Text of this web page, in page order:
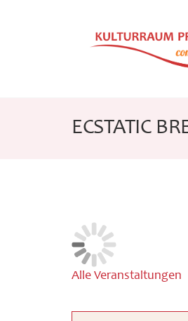
ECSTATIC
Alle Veranstaltungen